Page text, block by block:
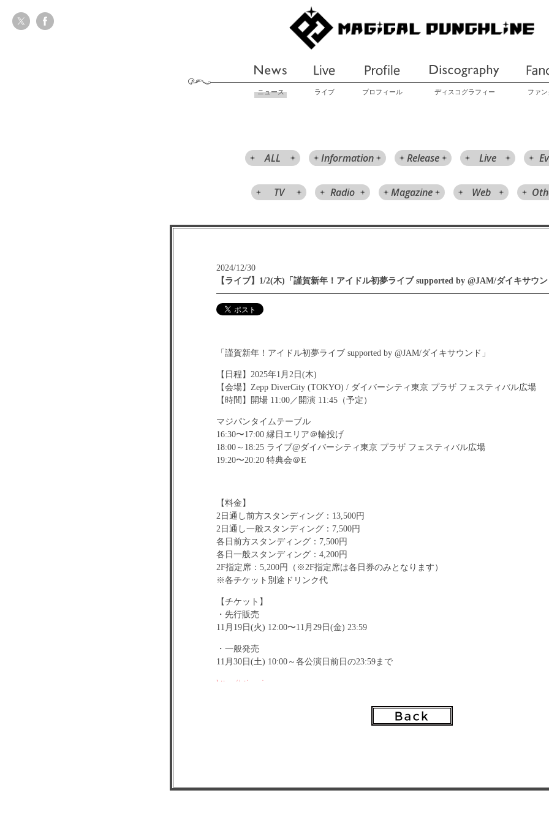
ニュース ライブ プロフィール ディスコグラフィー ファ
ALL Information Release Live
TV Radio Magazine Web
2024/12/30
【ライブ】1/2(木)「謹賀新年！アイドル初夢ライブ supported by @JAM/ダイキサウ
「謹賀新年！アイドル初夢ライブ supported by @JAM/ダイキサウンド」
【日程】2025年1月2日(木)
【会場】Zepp DiverCity (TOKYO) / ダイバーシティ東京 プラザ フェスティバル広場
【時間】開場 11:00／開演 11:45（予定）
マジパンタイムテーブル
16:30〜17:00 縁日エリア＠輪投げ
18:00～18:25 ライブ@ダイバーシティ東京 プラザ フェスティバル広場
19:20〜20:20 特典会＠E
【料金】
2日通し前方スタンディング：13,500円
2日通し一般スタンディング：7,500円
各日前方スタンディング：7,500円
各日一般スタンディング：4,200円
2F指定席：5,200円（※2F指定席は各日券のみとなります）
※各チケット別途ドリンク代
【チケット】
・先行販売
11月19日(火) 12:00〜11月29日(金) 23:59
・一般発売
11月30日(土) 10:00～各公演日前日の23:59まで
https://atjam.jp